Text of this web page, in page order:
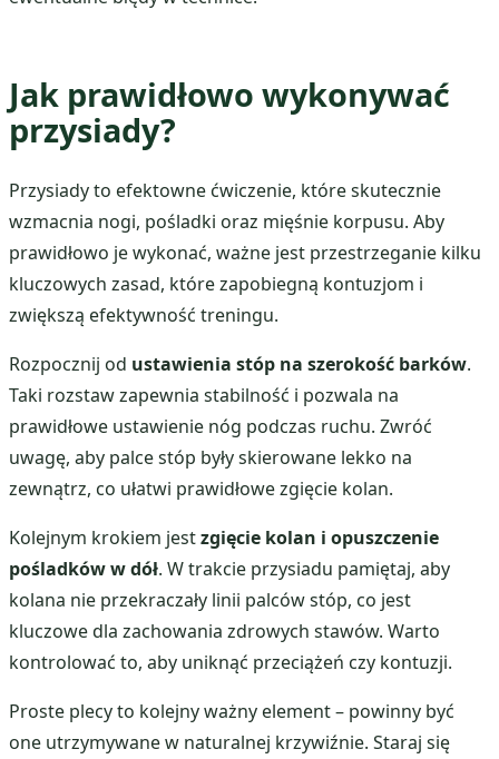
Jak prawidłowo wykonywać
przysiady?
Przysiady to efektowne ćwiczenie, które skutecznie
wzmacnia nogi, pośladki oraz mięśnie korpusu. Aby
prawidłowo je wykonać, ważne jest przestrzeganie kilku
kluczowych zasad, które zapobiegną kontuzjom i
zwiększą efektywność treningu.
Rozpocznij od ustawienia stóp na szerokość barków.
Taki rozstaw zapewnia stabilność i pozwala na
prawidłowe ustawienie nóg podczas ruchu. Zwróć
uwagę, aby palce stóp były skierowane lekko na
zewnątrz, co ułatwi prawidłowe zgięcie kolan.
Kolejnym krokiem jestzgięcie kolan i opuszczenie
pośladków w dół. W trakcie przysiadu pamiętaj, aby
kolana nie przekraczały linii palców stóp, co jest
kluczowe dla zachowania zdrowych stawów. Warto
kontrolować to, aby uniknąć przeciążeń czy kontuzji.
Proste plecy to kolejny ważny element – powinny być
one utrzymywane w naturalnej krzywiźnie. Staraj się